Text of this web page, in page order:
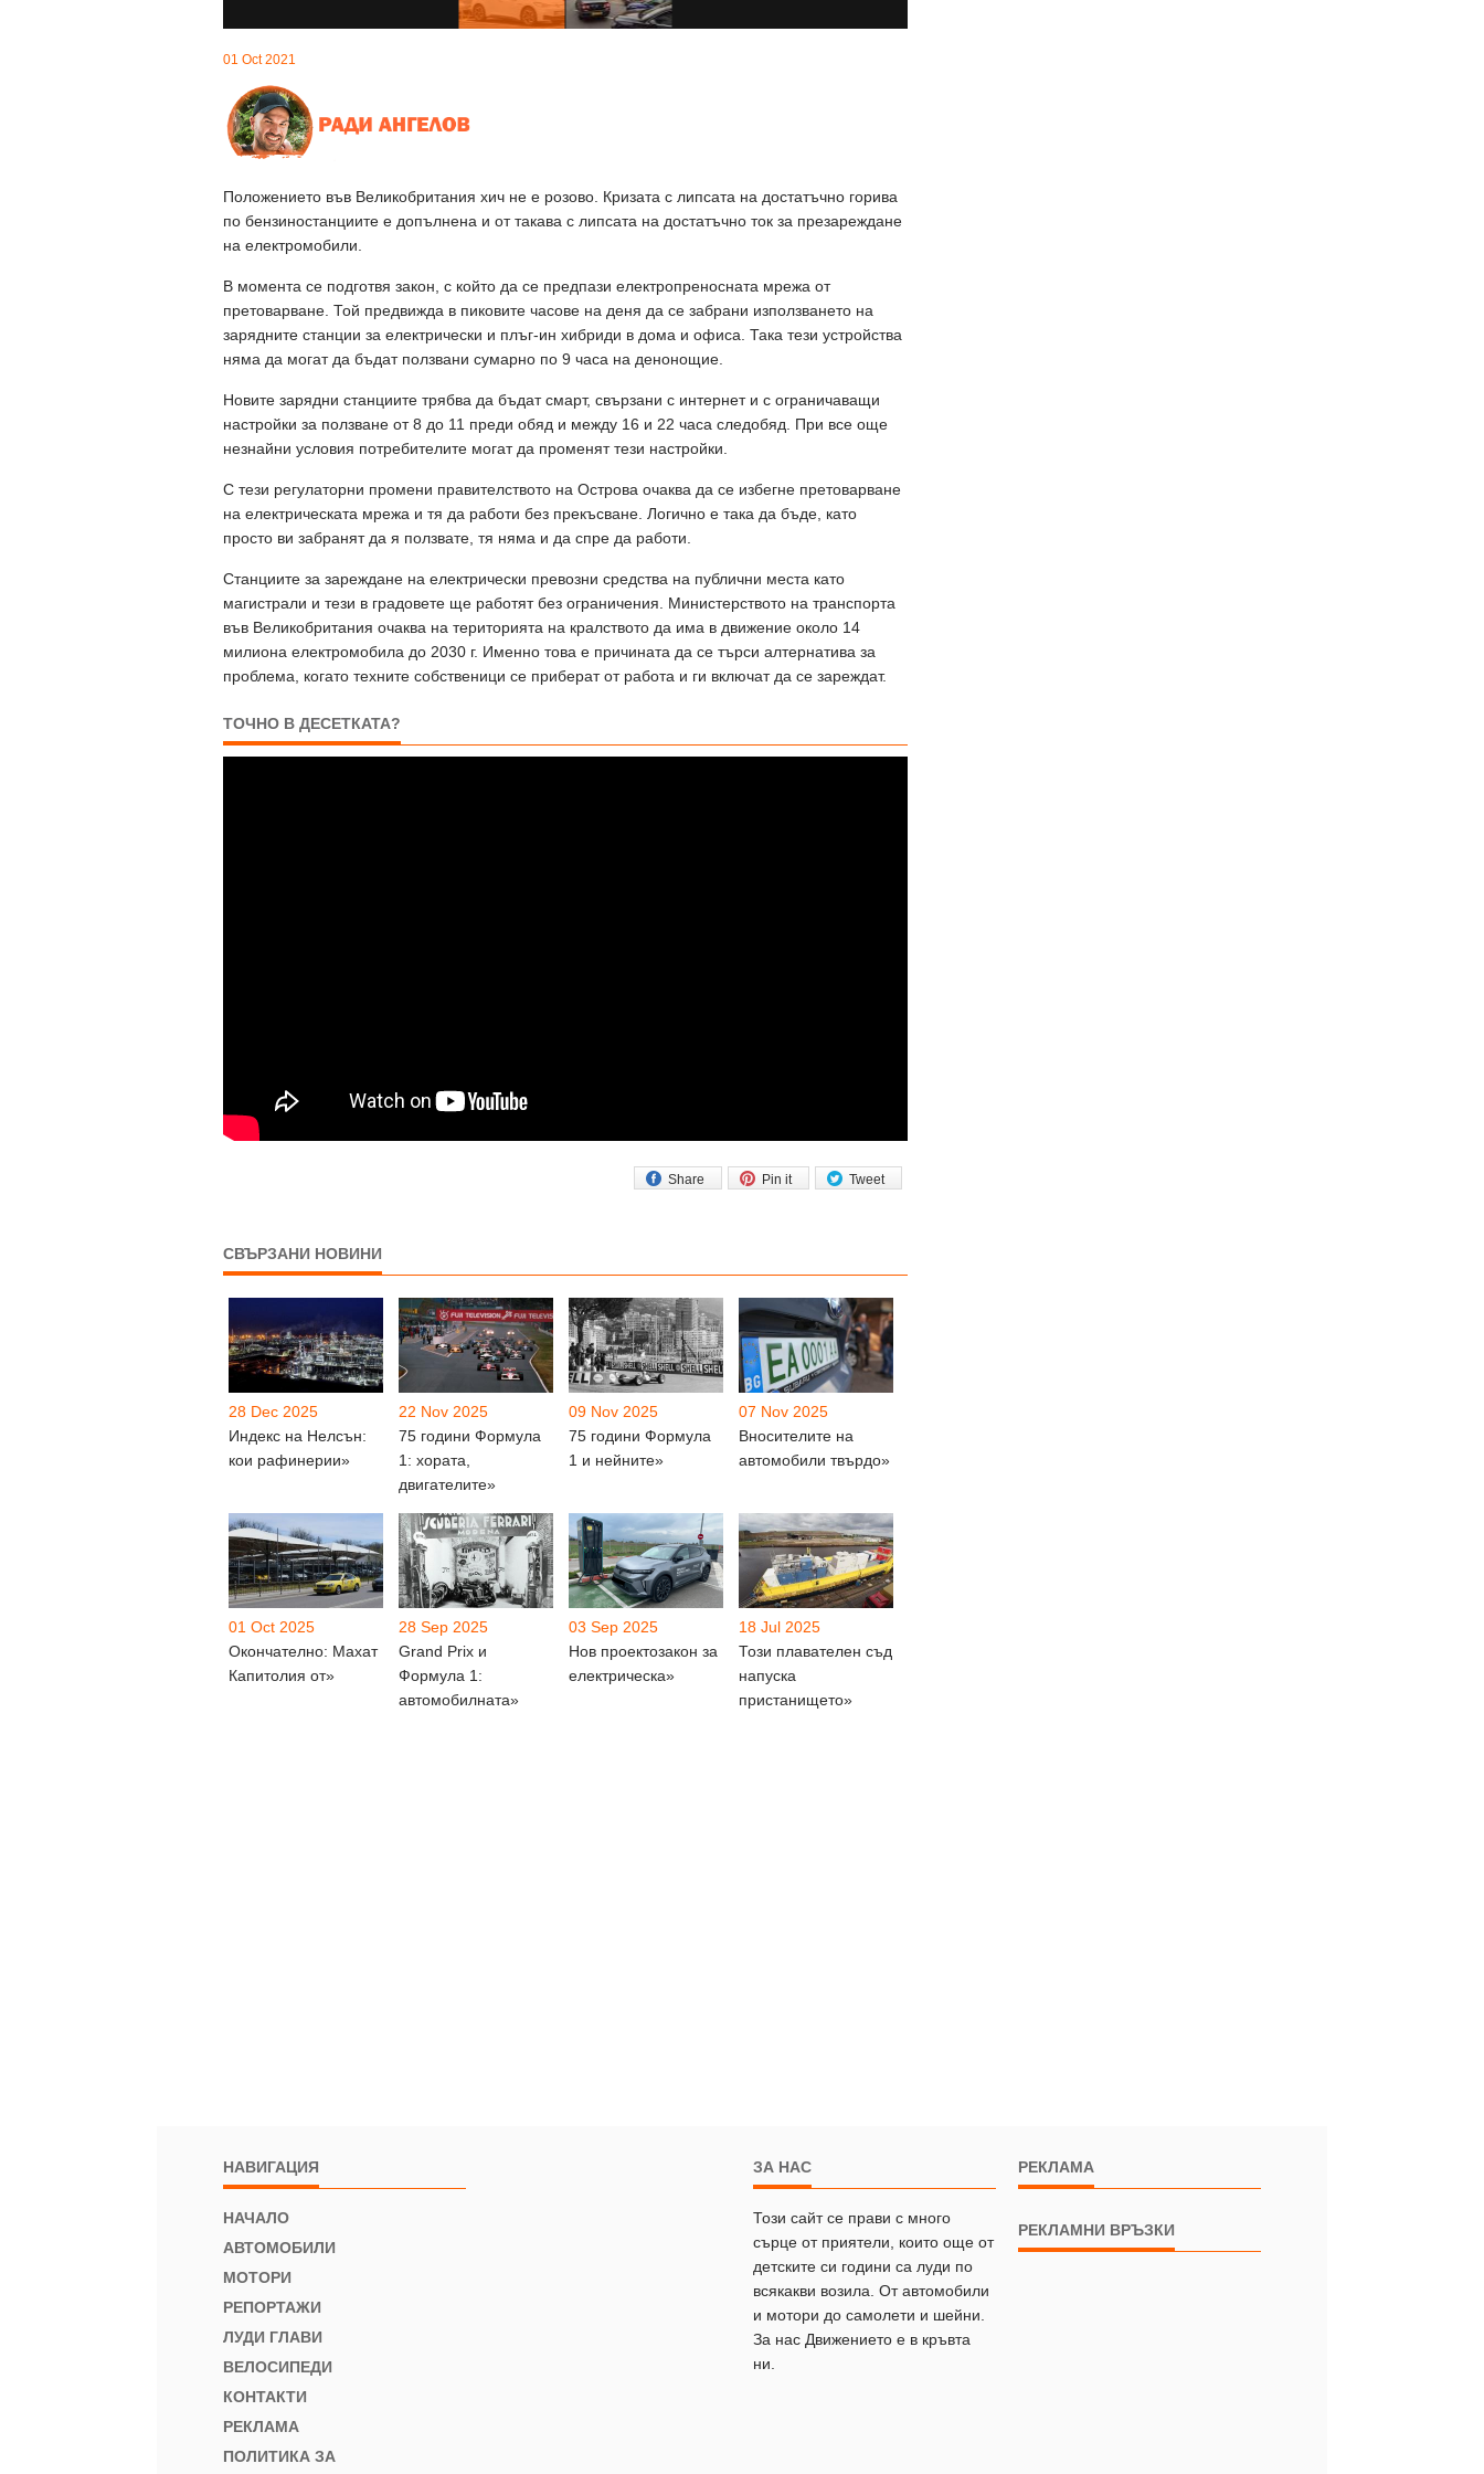
01 Oct 2021
Положението във Великобритания хич не е розово. Кризата с липсата на достатъчно горива
по бензиностанциите е допълнена и от такава с липсата на достатъчно ток за презареждане
на електромобили.
В момента се подготвя закон, с който да се предпази електропреносната мрежа от
претоварване. Той предвижда в пиковите часове на деня да се забрани използването на
зарядните станции за електрически и плъг-ин хибриди в дома и офиса. Така тези устройства
няма да могат да бъдат ползвани сумарно по 9 часа на денонощие.
Новите зарядни станциите трябва да бъдат смарт, свързани с интернет и с ограничаващи
настройки за ползване от 8 до 11 преди обяд и между 16 и 22 часа следобяд. При все още
незнайни условия потребителите могат да променят тези настройки.
С тези регулаторни промени правителството на Острова очаква да се избегне претоварване
на електрическата мрежа и тя да работи без прекъсване. Логично е така да бъде, като
просто ви забранят да я ползвате, тя няма и да спре да работи.
Станциите за зареждане на електрически превозни средства на публични места като
магистрали и тези в градовете ще работят без ограничения. Министерството на транспорта
във Великобритания очаква на територията на кралството да има в движение около 14
милиона електромобила до 2030 г. Именно това е причината да се търси алтернатива за
проблема, когато техните собственици се приберат от работа и ги включат да се зареждат.
ТОЧНО В ДЕСЕТКАТА?
Tweet
Pin it
Share
СВЪРЗАНИ НОВИНИ
28 Dec 2025
Индекс на Нелсън:
кои рафинерии»
22 Nov 2025
75 години Формула
1: хората,
двигателите»
09 Nov 2025
75 години Формула
1 и нейните»
07 Nov 2025
Вносителите на
автомобили твърдо»
01 Oct 2025
Окончателно: Махат
Капитолия от»
28 Sep 2025
Grand Prix и
Формула 1:
автомобилната»
03 Sep 2025
Нов проектозакон за
електрическа»
18 Jul 2025
Този плавателен съд
напуска
пристанището»
НАВИГАЦИЯ
НАЧАЛО
АВТОМОБИЛИ
МОТОРИ
РЕПОРТАЖИ
ЛУДИ ГЛАВИ
ВЕЛОСИПЕДИ
КОНТАКТИ
РЕКЛАМА
ПОЛИТИКА ЗА
ЗА НАС
Този сайт се прави с много
сърце от приятели, които още от
детските си години са луди по
всякакви возила. От автомобили
и мотори до самолети и шейни.
За нас Движението е в кръвта
ни.
РЕКЛАМА
РЕКЛАМНИ ВРЪЗКИ